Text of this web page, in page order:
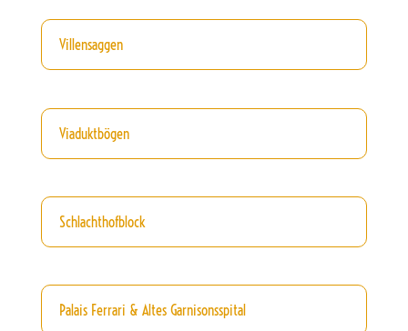
Villensaggen
Viaduktbögen
Schlachthofblock
Palais Ferrari & Altes Garnisonsspital